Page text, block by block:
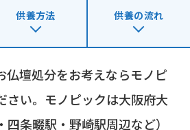
供養方法 供養の流れ
仏壇処分をお考えならモノピ
さい。モノピックは大阪府大
条畷駅・野崎駅周辺など）